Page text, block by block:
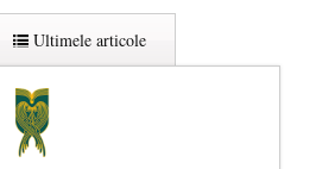
Ultimele articole